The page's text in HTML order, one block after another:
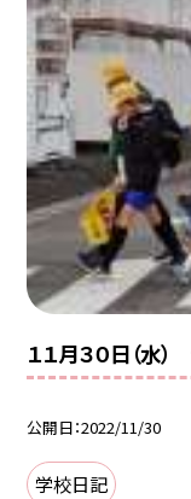
１１月３０日（水
公開日 2022/11/30
学校日記